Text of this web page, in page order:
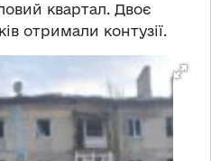
квартал. Двоє
отримали контузії.